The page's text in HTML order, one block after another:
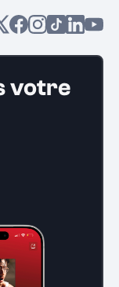
votre